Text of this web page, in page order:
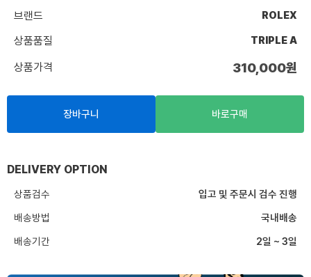
브랜드
ROLEX
상품품질 TRIPLE A
상품가격 310,000원
장바구니 바로구매
DELIVERY OPTION
상품검수
입고 및 주문시 검수 진행
배송방법
국내배송
배송기간
2일 ~ 3일